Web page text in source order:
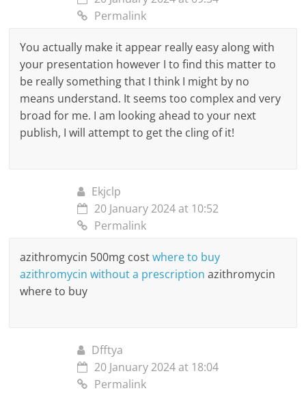
Permalink
You actually make it appear really easy along with
your presentation however I to find this matter to
be really something that I think I might by no
means understand. It seems too complex and very
broad for me. I am looking ahead to your next
publish, I will attempt to get the cling of it!
Ekjclp
20 January 2024 at 10:52
Permalink
azithromycin 500mg costwhere to buy
azithromycin without a prescription azithromycin
where to buy
Dfftya
20 January 2024 at 18:04
Permalink